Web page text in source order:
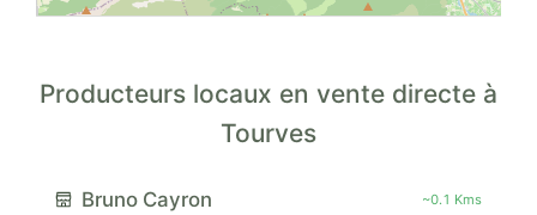
Producteurs locaux en vente directe à
Tourves
Bruno Cayron
~0.1 Kms